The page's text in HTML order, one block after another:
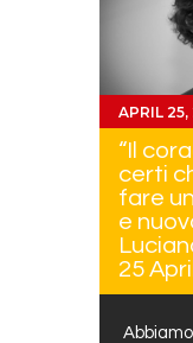
APRIL
“Il
certi
fare
e
25